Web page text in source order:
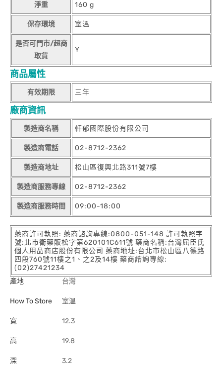
淨重 160 g
保存環境 室溫
是否可門市/超商
取貨
Y
商品屬性
有效期限 三年
廠商資訊
製造商名稱 軒郁國際股份有限公司
製造商電話 02-8712-2362
製造商地址 松山區復興北路311號7樓
製造商服務專線 02-8712-2362
製造商服務時間 09:00-18:00
藥商許可執照: 藥商諮詢專線:0800-051-148 許可執照字
號:北市衛藥販松字第620101C611號 藥商名稱:台灣屈臣氏
個人用品商店股份有限公司 藥商地址:台北市松山區八德路
四段760號11樓之1、之2及14樓 藥商諮詢專線:
(02)27421234
產地
台灣
How To Store 室溫
寬 12.3
高 19.8
深 3.2